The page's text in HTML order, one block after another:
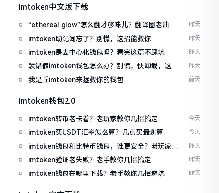
imtoken中文版下载
“ethereal glow”怎么翻才够味儿？翻译圈老油条
的私房话
昨天
imtoken助记词忘了？别慌，这招能救你 昨天
imtoken是去中心化钱包吗？看完这篇不踩坑 昨天
装错假imtoken钱包怎么办？别慌，快卸载，这几
招能救急
昨天
我是丘imtoken来拯救你的钱包 前天
imtoken钱包2.0
imtoken转币老卡着？老玩家教你几招搞定 今天
imtoken买USDT汇率怎么算？几点买最划算 今天
imtoken钱包和比特币钱包，谁更安全？老玩家来
聊聊
昨天
imtoken验证老失败？老手教你几招搞定 昨天
imtoken钱包在哪里下载？老手教你几招避坑 昨天